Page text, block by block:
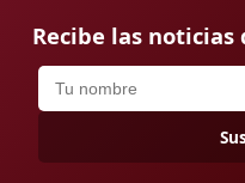
Recibe las